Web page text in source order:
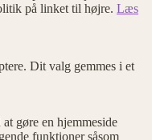
på linket til højre. Læs
Dit valg gemmes i et
gøre en hjemmeside
funktioner såsom